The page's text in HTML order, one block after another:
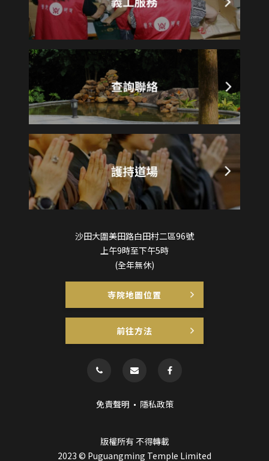
沙田大圍美田路白田村二區96號
上午9時至下午5時
(全年無休)
寺院地圖位置
前往方法
免責聲明 隱私政策
版權所有 不得轉載
2023 © Puguangming Temple Limited